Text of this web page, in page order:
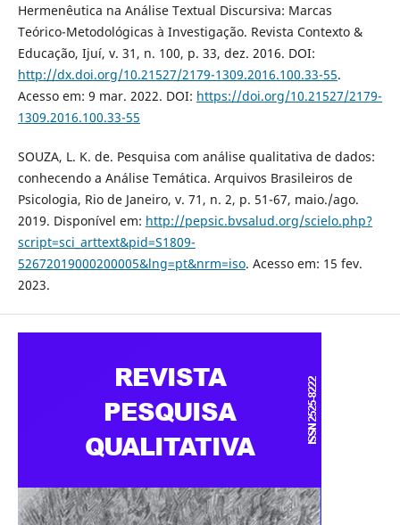
Hermenêutica na Análise Textual Discursiva: Marcas
Teórico-Metodológicas à Investigação. Revista Contexto &
Educação, Ijuí, v. 31, n. 100, p. 33, dez. 2016. DOI:
http://dx.doi.org/10.21527/2179-1309.2016.100.33-55.
Acesso em: 9 mar. 2022. DOI: https://doi.org/10.21527/2179-
1309.2016.100.33-55
SOUZA, L. K. de. Pesquisa com análise qualitativa de dados:
conhecendo a Análise Temática. Arquivos Brasileiros de
Psicologia, Rio de Janeiro, v. 71, n. 2, p. 51-67, maio./ago.
2019. Disponível em: http://pepsic.bvsalud.org/scielo.php?
script=sci_arttext&pid=S1809-
52672019000200005&lng=pt&nrm=iso. Acesso em: 15 fev.
2023.